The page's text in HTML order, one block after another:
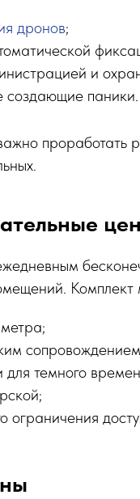
дронов;
и
создающие паники.
проработать
Комплект
темного
ограничения